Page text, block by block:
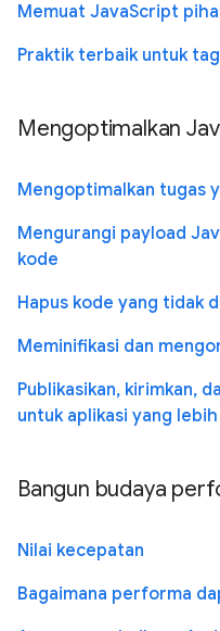
Memuat JavaScript
Praktik terbaik untuk
Mengoptimalkan
Mengoptimalkan tugas
Mengurangi payload
kode
Hapus kode yang tidak
Meminifikasi dan
Publikasikan, kirimkan,
untuk aplikasi yang
Bangun budaya
Nilai kecepatan
Bagaimana performa